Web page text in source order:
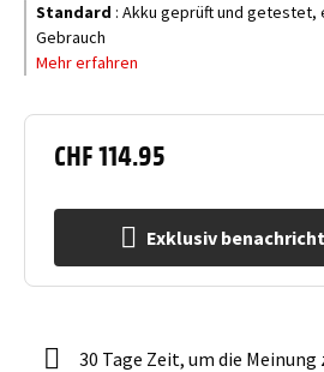
CHF 114.95
Exklusiv
Standard : Akku geprüft und getestet,
Gebrauch
Mehr erfahren
30 Tage Zeit, um die Meinung